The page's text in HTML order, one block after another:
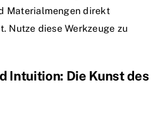
Materialmengen direkt
Nutze diese Werkzeuge zu
Intuition: Die Kunst des